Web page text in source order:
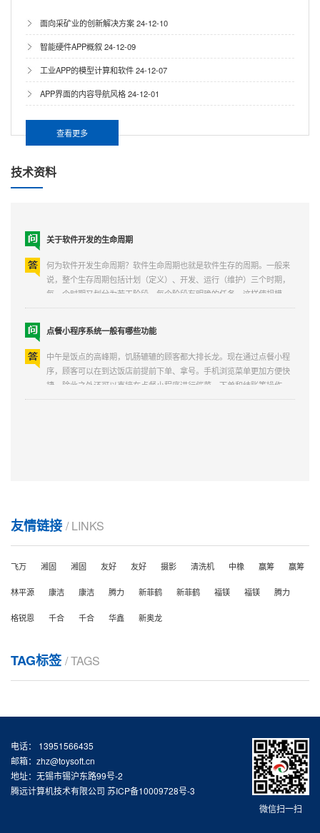
面向采矿业的创新解决方案24-12-10
智能硬件APP概叙24-12-09
工业APP的模型计算和软件24-12-07
APP界面的内容导航风格24-12-01
查看更多
技术资料
关于软件开发的生命周期
何为软件开发生命周期？软件生命周期也就是软件生存的周期。一般来
说，整个生存周期包括计划（定义）、开发、运行（维护）三个时期，
每一个时期又划分为若干阶段。每个阶段有明确的任务，这样使规模
大、结构复杂和管理复杂的软件开发变得容易控制和管理。同万物一
点餐小程序系统一般有哪些功能
中午是饭点的高峰期，饥肠辘辘的顾客都大排长龙。现在通过点餐小程
序，顾客可以在到达饭店前提前下单、拿号。手机浏览菜单更加方便快
捷。除此之外还可以直接在点餐小程序进行催菜、下单和结账等操作。
体验更快更智能的点餐服务。开发点餐小程序系统都有哪些功能?1、首
友情链接 / LINKS
飞万 湘固 湘固 友好 友好 摄影 清洗机 中橡 赢筹 赢筹
林平源 康洁 康洁 腾力 新菲鹤 新菲鹤 福镁 福镁 腾力
格锐恩 千合 千合 华鑫 新奥龙
TAG标签/ TAGS
微信扫一扫
电话： 13951566435
邮箱：zhz@toysoft.cn
地址：无锡市锡沪东路99号-2
腾远计算机技术有限公司 苏ICP备10009728号-3